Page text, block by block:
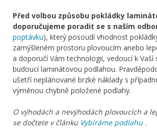
Před volbou způsobu pokládky
doporučujeme poradit se s naším
poptávku), který posoudí vhodnost
zamýšleném prostoru plovoucím anebo
a doporučí Vám technologii, vedoucí k Vaší
budoucí laminátovou podlahou.
ušetří neplánované brzké náklady s
výměnou chybně položené podlahy.
O výhodách a nevýhodách plovoucích a
se dočtete v článku Vybíráme podlahu.